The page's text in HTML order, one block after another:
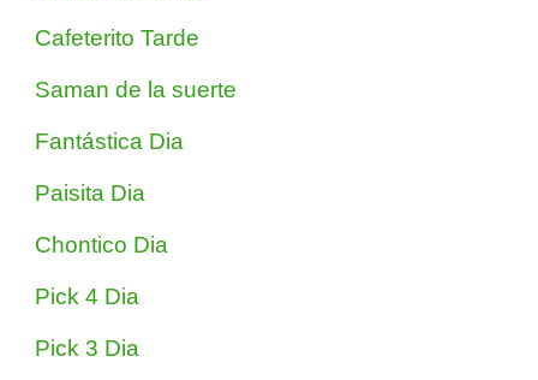
Cafeterito Tarde
Saman de la suerte
Fantástica Dia
Paisita Dia
Chontico Dia
Pick 4 Dia
Pick 3 Dia